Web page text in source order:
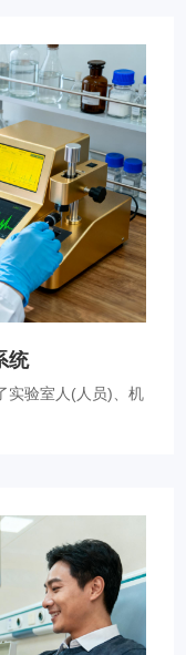
统
实验室人(人员)、机